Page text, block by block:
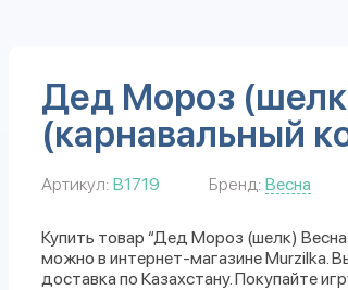
Дед Мороз
(карнавальный
Артикул: В1719 Бренд: Весна
Купить товар “Дед Мороз (шелк)
можно в интернет-магазине Murzilka.
доставка по Казахстану. Покупайте